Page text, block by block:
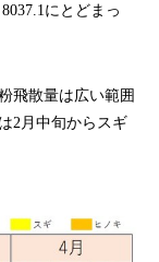
にとどまっ
飛散量は広い範囲
2月中旬からスギ